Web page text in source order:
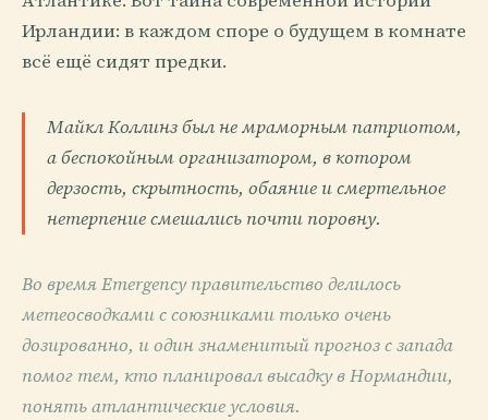
Ирландии: в каждом споре о будущем в комнате
всё ещё сидят предки.
Майкл Коллинз был не мраморным патриотом,
а беспокойным организатором, в котором
дерзость, скрытность, обаяние и смертельное
нетерпение смешались почти поровну.
Во время Emergency правительство делилось
метеосводками с союзниками только очень
дозированно, и один знаменитый прогноз с запада
помог тем, кто планировал высадку в Нормандии,
понять атлантические условия.